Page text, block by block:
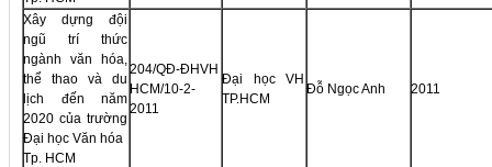
Xây dựng đội
ngũ trí thức
ngành văn hóa,
thể thao và du
lịch đến năm
2020 của trường
Đại học Văn hóa
Tp. HCM
204/QĐ-ĐHVH
HCM/10-2-
2011
Đại học VH
TP.HCM
Đỗ Ngọc Anh 2011